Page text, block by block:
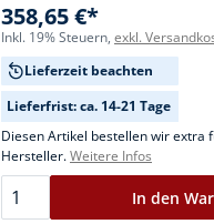
358,65 €*
Inkl. 19% Steuern, exkl.
Lieferzeit beachten
Lieferfrist: ca. 14-21 Tage
Diesen Artikel bestellen wir extra
Hersteller.Weitere Infos
In den